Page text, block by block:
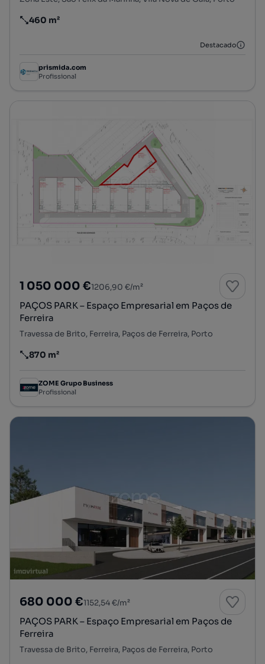
Preço por metro quadrado
460 m²
Destacado
prismida.com
Profissional
1 050 000 €1206,90 €/m²
PAÇOS PARK – Espaço Empresarial em Paços de
Ferreira
Travessa de Brito, Ferreira, Paços de Ferreira, Porto
Preço por metro quadrado
870 m²
ZOME Grupo Business
Profissional
680 000 €1152,54 €/m²
PAÇOS PARK – Espaço Empresarial em Paços de
Ferreira
Travessa de Brito, Ferreira, Paços de Ferreira, Porto